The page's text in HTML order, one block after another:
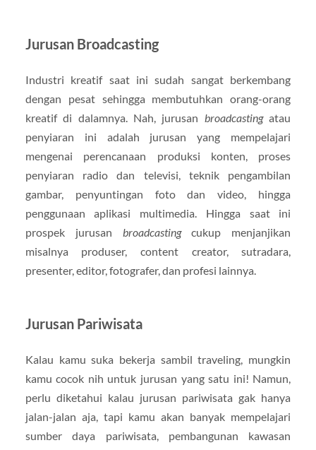
Jurusan Broadcasting
Industri kreatif saat ini sudah sangat berkembang
dengan pesat sehingga membutuhkan orang-orang
kreatif di dalamnya. Nah, jurusan broadcastingatau
penyiaran ini adalah jurusan yang mempelajari
mengenai perencanaan produksi konten, proses
penyiaran radio dan televisi, teknik pengambilan
gambar, penyuntingan foto dan video, hingga
penggunaan aplikasi multimedia. Hingga saat ini
prospek jurusan broadcastingcukup menjanjikan
misalnya produser, content creator, sutradara,
presenter, editor, fotografer, dan profesi lainnya.
Jurusan Pariwisata
Kalau kamu suka bekerja sambil traveling, mungkin
kamu cocok nih untuk jurusan yang satu ini! Namun,
perlu diketahui kalau jurusan pariwisata gak hanya
jalan-jalan aja, tapi kamu akan banyak mempelajari
sumber daya pariwisata, pembangunan kawasan